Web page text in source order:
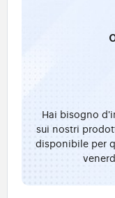
Hai bisogno
sui nostri
disponibile per